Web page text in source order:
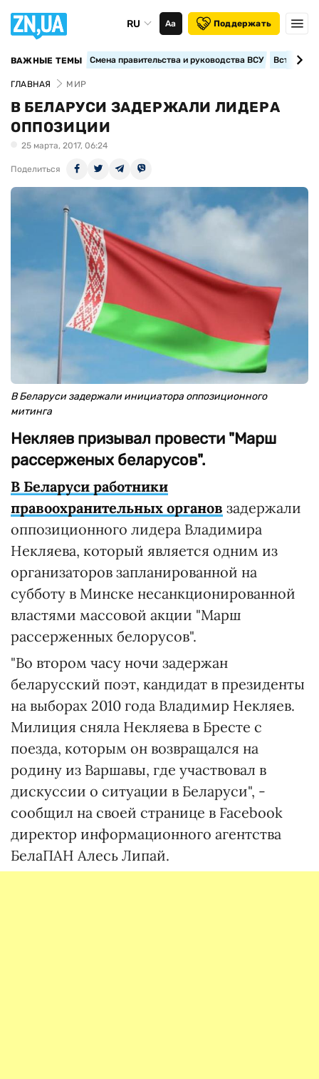
RU Аа Поддержать
ВАЖНЫЕ ТЕМЫ Смена правительства и руководства ВСУ
ГЛАВНАЯ МИР
В БЕЛАРУСИ ЗАДЕРЖАЛИ ЛИДЕРА
ОППОЗИЦИИ
25 марта, 2017, 06:24
Поделиться
В Беларуси задержали инициатора оппозиционного
митинга
Некляев призывал провести "Марш
рассерженых беларусов".
В Беларуси работники
правоохранительных органов задержали
оппозиционного лидера Владимира
Некляева, который является одним из
организаторов запланированной на
субботу в Минске несанкционированной
властями массовой акции "Марш
рассерженных белорусов".
"Во втором часу ночи задержан
беларусский поэт, кандидат в президенты
на выборах 2010 года Владимир Некляев.
Милиция сняла Некляева в Бресте с
поезда, которым он возвращался на
родину из Варшавы, где участвовал в
дискуссии о ситуации в Беларуси", -
сообщил на своей странице в Facebook
директор информационного агентства
БелаПАН Алесь Липай.